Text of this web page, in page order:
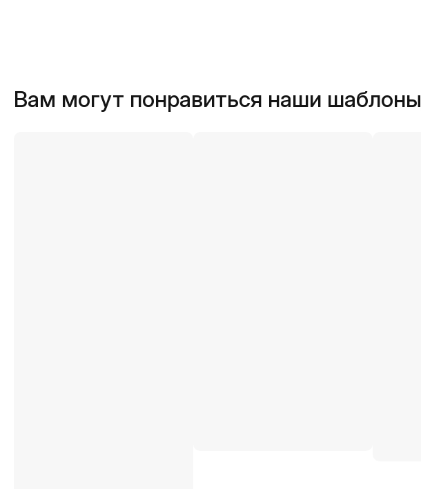
Вам могут понравиться наши шаблоны